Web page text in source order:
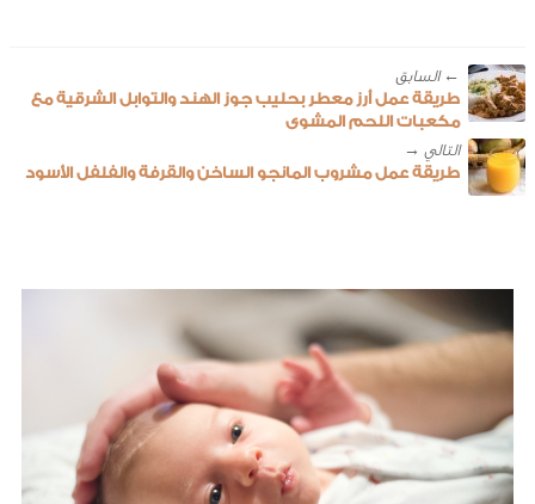
← ‎السابق
طريقة عمل أرز معطر بحليب جوز الهند والتوابل الشرقية مع
مكعبات اللحم المشوى
طريقة عمل مشروب المانجو الساخن والقرفة والفلفل الأسود